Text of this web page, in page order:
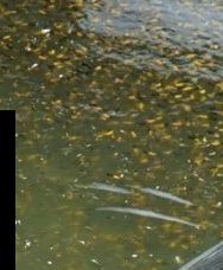
Cupang
Molly
Channa
Koi
Koki
Guppy
Platy
Glofish
Danio